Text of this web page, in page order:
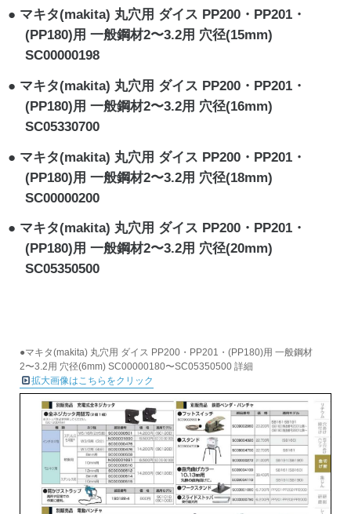
マキタ(makita) 丸穴用 ダイス PP200・PP201・
(PP180)用 一般鋼材2〜3.2用 穴径(15mm)
SC00000198
マキタ(makita) 丸穴用 ダイス PP200・PP201・
(PP180)用 一般鋼材2〜3.2用 穴径(16mm)
SC05330700
マキタ(makita) 丸穴用 ダイス PP200・PP201・
(PP180)用 一般鋼材2〜3.2用 穴径(18mm)
SC00000200
マキタ(makita) 丸穴用 ダイス PP200・PP201・
(PP180)用 一般鋼材2〜3.2用 穴径(20mm)
SC05350500
●マキタ(makita) 丸穴用 ダイス PP200・PP201・(PP180)用 一般鋼材
2〜3.2用 穴径(6mm) SC00000180〜SC05350500 詳細
拡大画像はこちらをクリック